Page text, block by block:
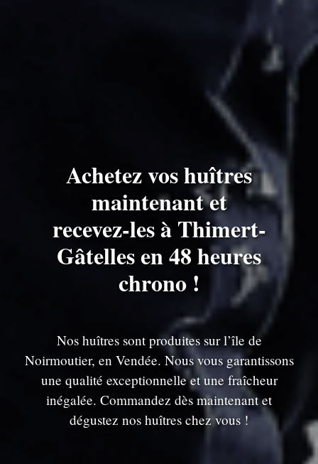
Achetez vos huîtres
maintenant et
recevez-les à Thimert-
Gâtelles en 48 heures
chrono !
Nos huîtres sont produites sur l’île de
Noirmoutier, en Vendée. Nous vous garantissons
une qualité exceptionnelle et une fraîcheur
inégalée. Commandez dès maintenant et
dégustez nos huîtres chez vous !